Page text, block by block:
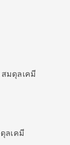
สมดุลเคมี
ลเคมี